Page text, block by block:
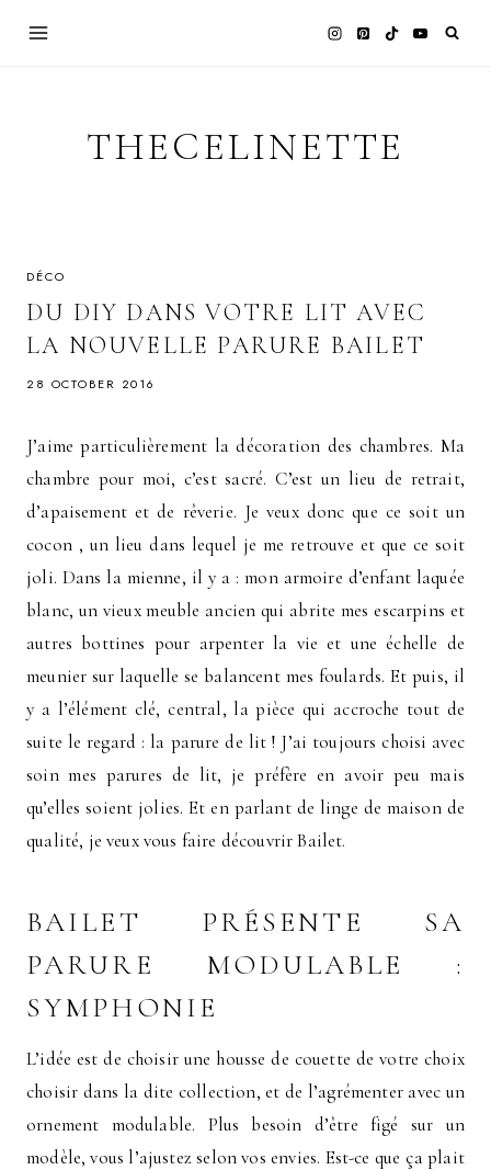
THECELINETTE
DÉCO
DU DIY DANS VOTRE LIT AVEC
LA NOUVELLE PARURE BAILET
28 OCTOBER 2016
J’aime particulièrement la décoration des chambres. Ma
chambre pour moi, c’est sacré. C’est un lieu de retrait,
d’apaisement et de rêverie. Je veux donc que ce soit un
cocon , un lieu dans lequel je me retrouve et que ce soit
joli. Dans la mienne, il y a : mon armoire d’enfant laquée
blanc, un vieux meuble ancien qui abrite mes escarpins et
autres bottines pour arpenter la vie et une échelle de
meunier sur laquelle se balancent mes foulards. Et puis, il
y a l’élément clé, central, la pièce qui accroche tout de
suite le regard : la parure de lit ! J’ai toujours choisi avec
soin mes parures de lit, je préfère en avoir peu mais
qu’elles soient jolies. Et en parlant de linge de maison de
qualité, je veux vous faire découvrir Bailet.
BAILET PRÉSENTE SA
PARURE MODULABLE :
SYMPHONIE
L’idée est de choisir une housse de couette de votre choix
choisir dans la dite collection, et de l’agrémenter avec un
ornement modulable. Plus besoin d’être figé sur un
modèle, vous l’ajustez selon vos envies. Est-ce que ça plait